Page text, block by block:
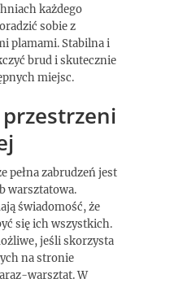
każdego
sobie z
plamami. Stabilna i
brud i skutecznie
miejsc.
przestrzeni
pełna zabrudzeń jest
warsztatowa.
świadomość, że
się ich wszystkich.
jeśli skorzysta
na stronie
warsztat. W